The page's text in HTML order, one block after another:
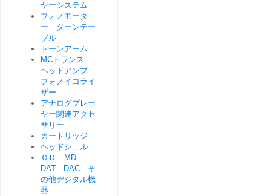
ヤーシステム
フォノモータ
ー ターンテー
ブル
トーンアーム
MCトランス
ヘッドアンプ
フォノイコライ
ザー
アナログプレー
ヤー関連アクセ
サリー
カートリッジ
ヘッドシェル
ＣＤ MD
DAT DAC そ
の他デジタル機
器